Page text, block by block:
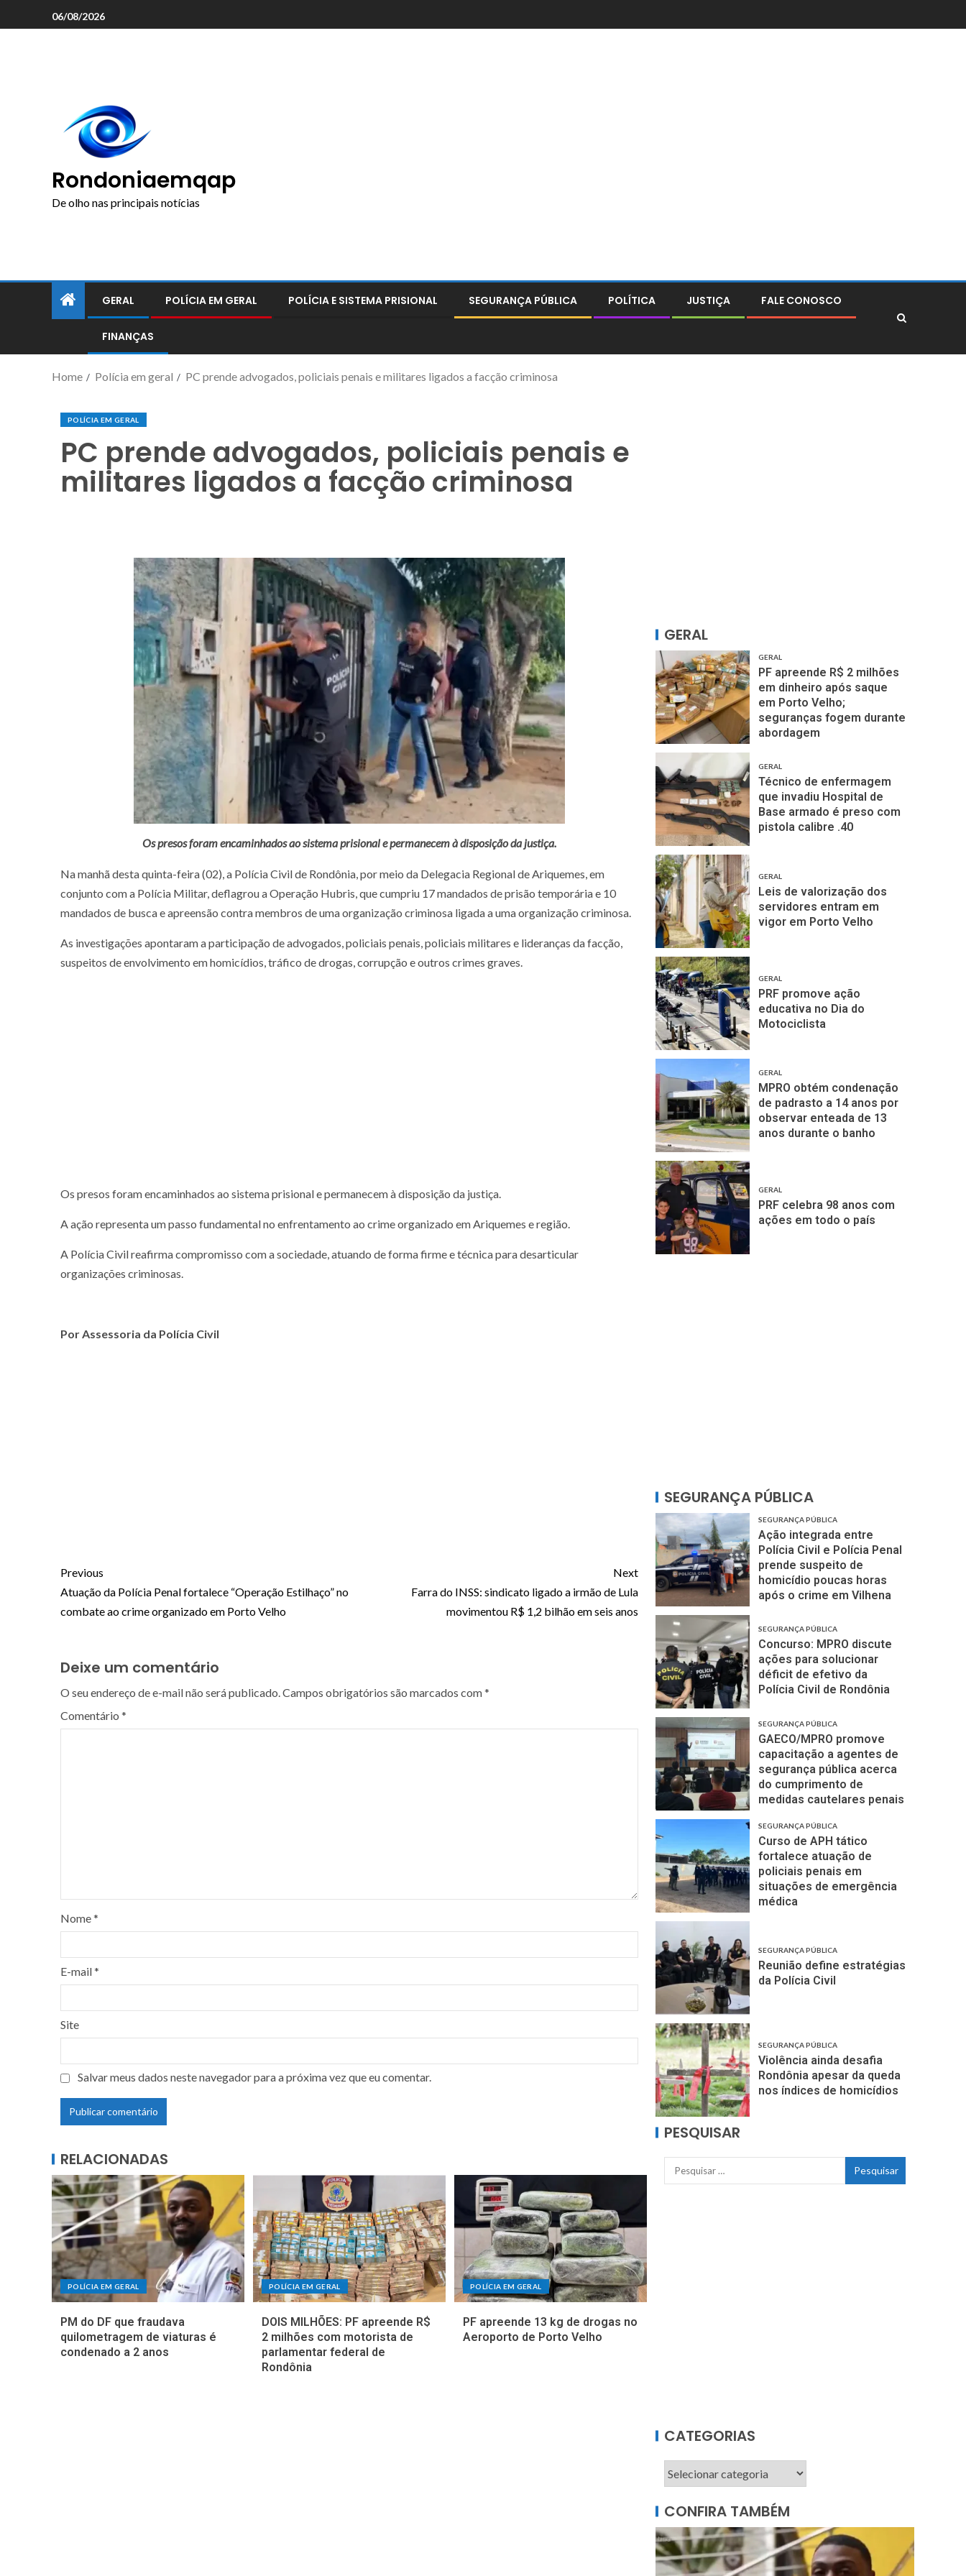
06/08/2026
Rondoniaemqap
De olho nas principais notícias
GERAL POLÍCIA EM GERAL POLÍCIA E SISTEMA PRISIONAL SEGURANÇA PÚBLICA POLÍTICA JUSTIÇA FALE CONOSCO
FINANÇAS
Home Polícia em geral PC prende advogados, policiais penais e militares ligados a facção criminosa
POLÍCIA EM GERAL
PC prende advogados, policiais penais e
militares ligados a facção criminosa
Os presos foram encaminhados ao sistema prisional e permanecem à disposição da justiça.
Na manhã desta quinta-feira (02), a Polícia Civil de Rondônia, por meio da Delegacia Regional de Ariquemes, em
conjunto com a Polícia Militar, deflagrou a Operação Hubris, que cumpriu 17 mandados de prisão temporária e 10
mandados de busca e apreensão contra membros de uma organização criminosa ligada a uma organização criminosa.
As investigações apontaram a participação de advogados, policiais penais, policiais militares e lideranças da facção,
suspeitos de envolvimento em homicídios, tráfico de drogas, corrupção e outros crimes graves.
Os presos foram encaminhados ao sistema prisional e permanecem à disposição da justiça.
A ação representa um passo fundamental no enfrentamento ao crime organizado em Ariquemes e região.
A Polícia Civil reafirma compromisso com a sociedade, atuando de forma firme e técnica para desarticular
organizações criminosas.
Por Assessoria da Polícia Civil
Previous
Atuação da Polícia Penal fortalece “Operação Estilhaço” no
combate ao crime organizado em Porto Velho
Next
Farra do INSS: sindicato ligado a irmão de Lula
movimentou R$ 1,2 bilhão em seis anos
Deixe um comentário
O seu endereço de e-mail não será publicado.Campos obrigatórios são marcados com*
Comentário *
Nome*
E-mail*
Site
Salvar meus dados neste navegador para a próxima vez que eu comentar.
RELACIONADAS
POLÍCIA EM GERAL
PM do DF que fraudava
quilometragem de viaturas é
condenado a 2 anos
POLÍCIA EM GERAL
DOIS MILHÕES: PF apreende R$
2 milhões com motorista de
parlamentar federal de
Rondônia
POLÍCIA EM GERAL
PF apreende 13 kg de drogas no
Aeroporto de Porto Velho
GERAL
GERAL
PF apreende R$ 2 milhões
em dinheiro após saque
em Porto Velho;
seguranças fogem durante
abordagem
GERAL
Técnico de enfermagem
que invadiu Hospital de
Base armado é preso com
pistola calibre .40
GERAL
Leis de valorização dos
servidores entram em
vigor em Porto Velho
GERAL
PRF promove ação
educativa no Dia do
Motociclista
GERAL
MPRO obtém condenação
de padrasto a 14 anos por
observar enteada de 13
anos durante o banho
GERAL
PRF celebra 98 anos com
ações em todo o país
SEGURANÇA PÚBLICA
SEGURANÇA PÚBLICA
Ação integrada entre
Polícia Civil e Polícia Penal
prende suspeito de
homicídio poucas horas
após o crime em Vilhena
SEGURANÇA PÚBLICA
Concurso: MPRO discute
ações para solucionar
déficit de efetivo da
Polícia Civil de Rondônia
SEGURANÇA PÚBLICA
GAECO/MPRO promove
capacitação a agentes de
segurança pública acerca
do cumprimento de
medidas cautelares penais
SEGURANÇA PÚBLICA
Curso de APH tático
fortalece atuação de
policiais penais em
situações de emergência
médica
SEGURANÇA PÚBLICA
Reunião define estratégias
da Polícia Civil
SEGURANÇA PÚBLICA
Violência ainda desafia
Rondônia apesar da queda
nos índices de homicídios
PESQUISAR
CATEGORIAS
CONFIRA TAMBÉM